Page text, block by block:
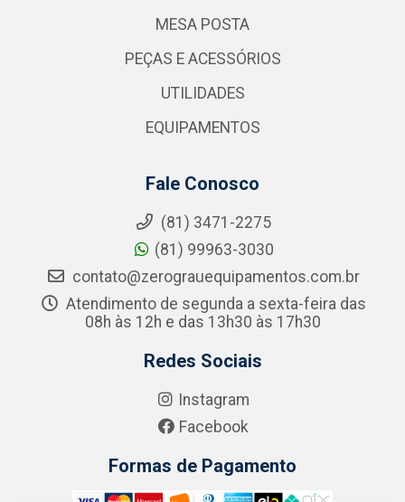
MESA POSTA
PEÇAS E ACESSÓRIOS
UTILIDADES
EQUIPAMENTOS
Fale Conosco
(81) 3471-2275
(81) 99963-3030
contato@zerograuequipamentos.com.br
Atendimento de segunda a sexta-feira das
08h às 12h e das 13h30 às 17h30
Redes Sociais
Instagram
Facebook
Formas de Pagamento